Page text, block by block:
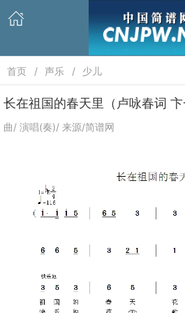
首页 声乐 少儿
长在祖国的春天里（卢咏春词 卞
曲/ 演唱(奏)/ 来源/简谱网